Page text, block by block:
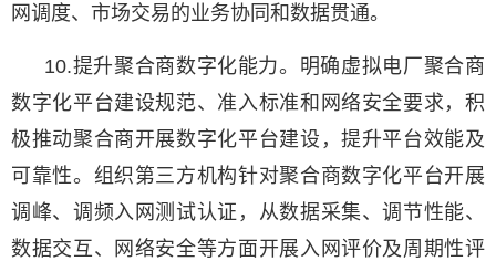
网调度、市场交易的业务协同和数据贯通。
10.提升聚合商数字化能力。明确虚拟电厂聚合商
数字化平台建设规范、准入标准和网络安全要求，积
极推动聚合商开展数字化平台建设，提升平台效能及
可靠性。组织第三方机构针对聚合商数字化平台开展
调峰、调频入网测试认证，从数据采集、调节性能、
数据交互、网络安全等方面开展入网评价及周期性评